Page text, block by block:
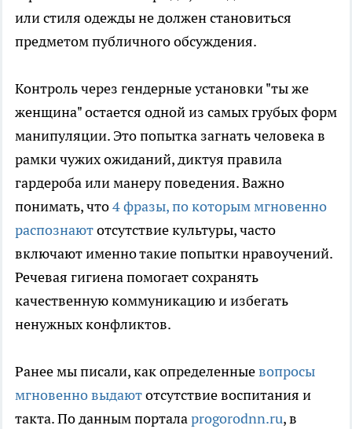
или стиля одежды не должен становиться
предметом публичного обсуждения.
Контроль через гендерные установки "ты же
женщина" остается одной из самых грубых форм
манипуляции. Это попытка загнать человека в
рамки чужих ожиданий, диктуя правила
гардероба или манеру поведения. Важно
понимать, что4 фразы, по которым мгновенно
распознаютотсутствие культуры, часто
включают именно такие попытки нравоучений.
Речевая гигиена помогает сохранять
качественную коммуникацию и избегать
ненужных конфликтов.
Ранее мы писали, как определенныевопросы
мгновенно выдаютотсутствие воспитания и
такта. По данным порталаprogorodnn.ru, в